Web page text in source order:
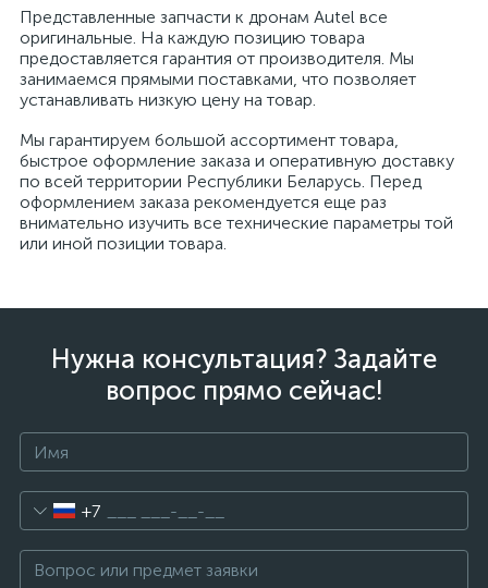
Представленные запчасти к дронам Autel все
оригинальные. На каждую позицию товара
предоставляется гарантия от производителя. Мы
занимаемся прямыми поставками, что позволяет
устанавливать низкую цену на товар.
Мы гарантируем большой ассортимент товара,
быстрое оформление заказа и оперативную доставку
по всей территории Республики Беларусь. Перед
оформлением заказа рекомендуется еще раз
внимательно изучить все технические параметры той
или иной позиции товара.
Нужна консультация? Задайте
вопрос прямо сейчас!
+7